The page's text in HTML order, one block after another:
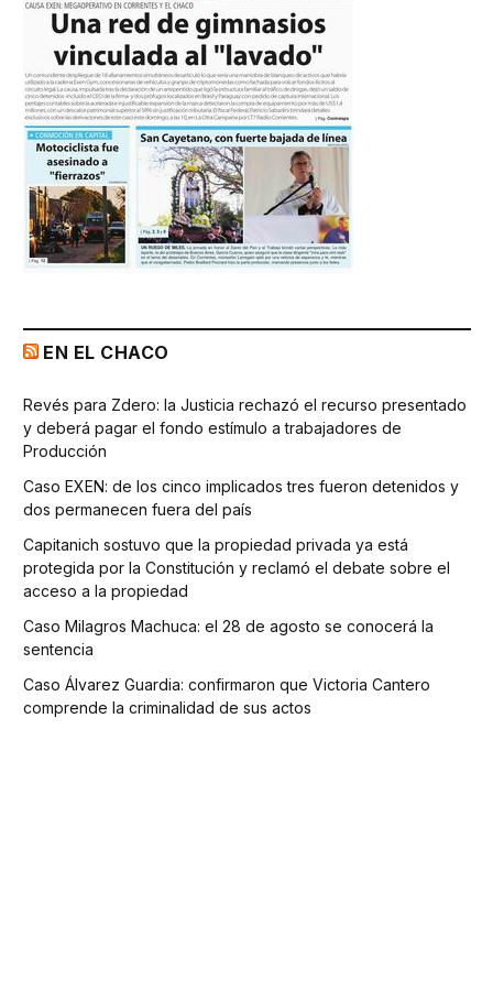
EN EL CHACO
Revés para Zdero: la Justicia rechazó el recurso presentado
y deberá pagar el fondo estímulo a trabajadores de
Producción
Caso EXEN: de los cinco implicados tres fueron detenidos y
dos permanecen fuera del país
Capitanich sostuvo que la propiedad privada ya está
protegida por la Constitución y reclamó el debate sobre el
acceso a la propiedad
Caso Milagros Machuca: el 28 de agosto se conocerá la
sentencia
Caso Álvarez Guardia: confirmaron que Victoria Cantero
comprende la criminalidad de sus actos